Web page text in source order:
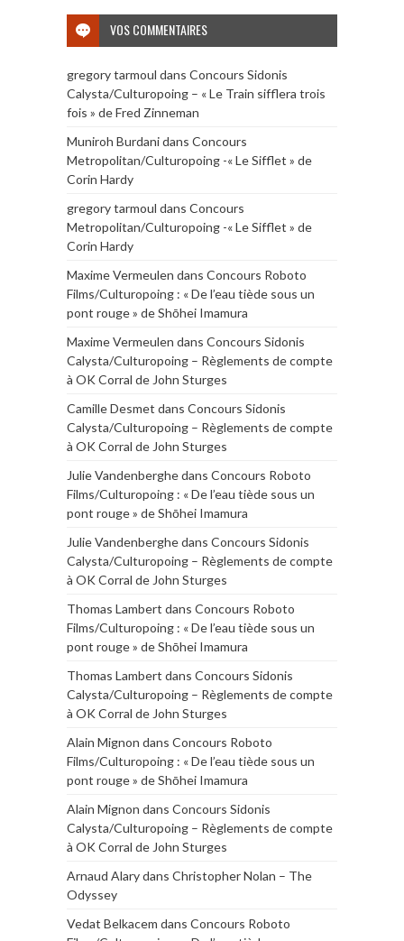
VOS COMMENTAIRES
gregory tarmoul dans Concours Sidonis
Calysta/Culturopoing – « Le Train sifflera trois
fois » de Fred Zinneman
Muniroh Burdanidans Concours
Metropolitan/Culturopoing -« Le Sifflet » de
Corin Hardy
gregory tarmoul dans Concours
Metropolitan/Culturopoing -« Le Sifflet » de
Corin Hardy
Maxime Vermeulen dans Concours Roboto
Films/Culturopoing : « De l’eau tiède sous un
pont rouge » de Shōhei Imamura
Maxime Vermeulen dans Concours Sidonis
Calysta/Culturopoing – Règlements de compte
à OK Corral de John Sturges
Camille Desmet dans Concours Sidonis
Calysta/Culturopoing – Règlements de compte
à OK Corral de John Sturges
Julie Vandenberghedans Concours Roboto
Films/Culturopoing : « De l’eau tiède sous un
pont rouge » de Shōhei Imamura
Julie Vandenberghedans Concours Sidonis
Calysta/Culturopoing – Règlements de compte
à OK Corral de John Sturges
Thomas Lambert dans Concours Roboto
Films/Culturopoing : « De l’eau tiède sous un
pont rouge » de Shōhei Imamura
Thomas Lambert dans Concours Sidonis
Calysta/Culturopoing – Règlements de compte
à OK Corral de John Sturges
Alain Mignon dans Concours Roboto
Films/Culturopoing : « De l’eau tiède sous un
pont rouge » de Shōhei Imamura
Alain Mignon dans Concours Sidonis
Calysta/Culturopoing – Règlements de compte
à OK Corral de John Sturges
Arnaud Alarydans Christopher Nolan – The
Odyssey
Vedat Belkacem dans Concours Roboto